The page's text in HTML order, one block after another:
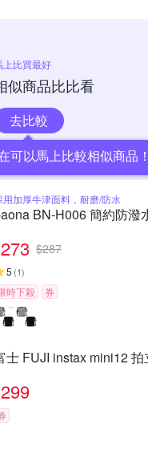
上比買最好
似商品比比看
去比較
可以馬上比較相似商品！
用加厚牛津面料，耐磨/防水
BN-H006 簡約防潑
273 $287
5 (1)
時下殺 券
士 FUJI instax mini12
299